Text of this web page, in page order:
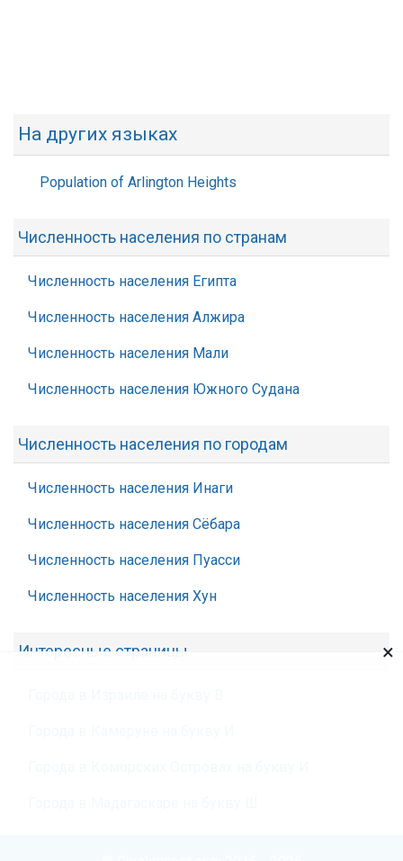
На других языках
Population of Arlington Heights
Численность населения по странам
Численность населения Египта
Численность населения Алжира
Численность населения Мали
Численность населения Южного Судана
Численность населения по городам
Численность населения Инаги
Численность населения Сёбара
Численность населения Пуасси
Численность населения Хун
Интересные страницы ×